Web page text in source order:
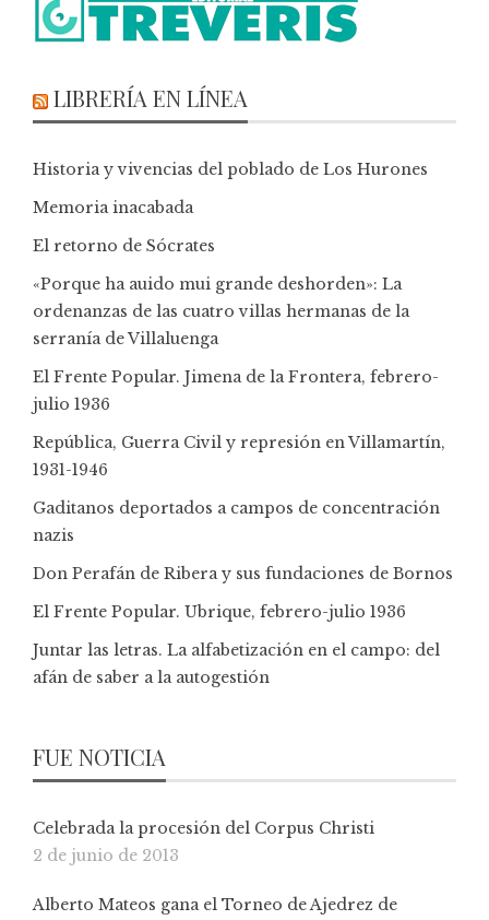
LIBRERÍA EN LÍNEA
Historia y vivencias del poblado de Los Hurones
Memoria inacabada
El retorno de Sócrates
«Porque ha auido mui grande deshorden»: La
ordenanzas de las cuatro villas hermanas de la
serranía de Villaluenga
El Frente Popular. Jimena de la Frontera, febrero-
julio 1936
República, Guerra Civil y represión en Villamartín,
1931-1946
Gaditanos deportados a campos de concentración
nazis
Don Perafán de Ribera y sus fundaciones de Bornos
El Frente Popular. Ubrique, febrero-julio 1936
Juntar las letras. La alfabetización en el campo: del
afán de saber a la autogestión
FUE NOTICIA
Celebrada la procesión del Corpus Christi
2 de junio de 2013
Alberto Mateos gana el Torneo de Ajedrez de